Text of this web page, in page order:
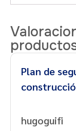
Plan de
hugoguifi